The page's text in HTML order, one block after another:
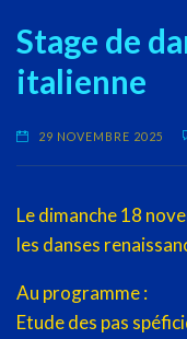
Stage de
italienne
29 NOVEMBRE 2025
Le dimanche 18
les danses
Au programme :
Etude des pas